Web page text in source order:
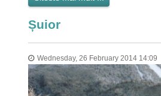
Șuior
Wednesday, 26 February 2014 14:09